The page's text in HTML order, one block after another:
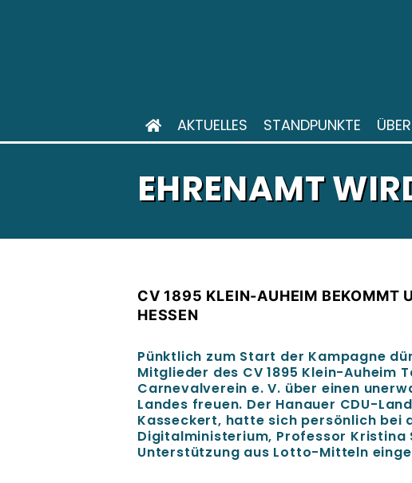
AKTUELLES STANDPUNKTE
EHRENAMT
CV 1895 KLEIN-AUHEIM BEKOMMT
HESSEN
Pünktlich zum Start der Kampagne
Mitglieder des CV 1895 Klein-Auheim
Carnevalverein e. V. über einen
Landes freuen. Der Hanauer CDU-
Kasseckert, hatte sich persönlich bei
Digitalministerium, Professor Kristina
Unterstützung aus Lotto-Mitteln